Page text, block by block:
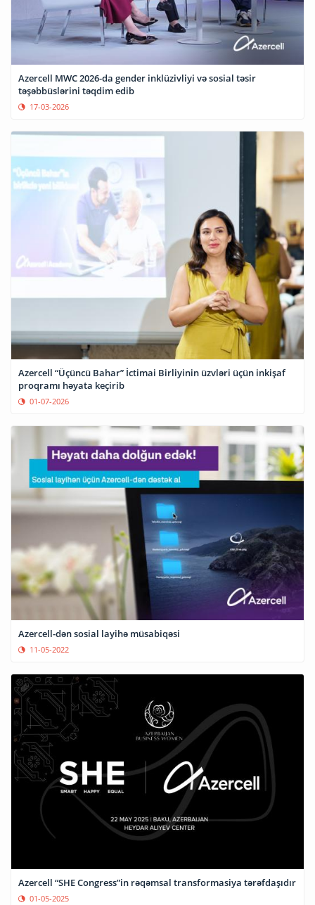
Azercell MWC 2026-da gender inklüzivliyi və sosial təsir
təşəbbüslərini təqdim edib
17-03-2026
Azercell “Üçüncü Bahar” İctimai Birliyinin üzvləri üçün inkişaf
proqramı həyata keçirib
01-07-2026
Azercell-dən sosial layihə müsabiqəsi
11-05-2022
Azercell “SHE Congress”in rəqəmsal transformasiya tərəfdaşıdır
01-05-2025